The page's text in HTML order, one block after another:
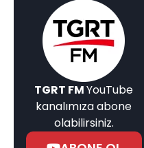
TGRT FMYouTube
kanalımıza abone
olabilirsiniz.